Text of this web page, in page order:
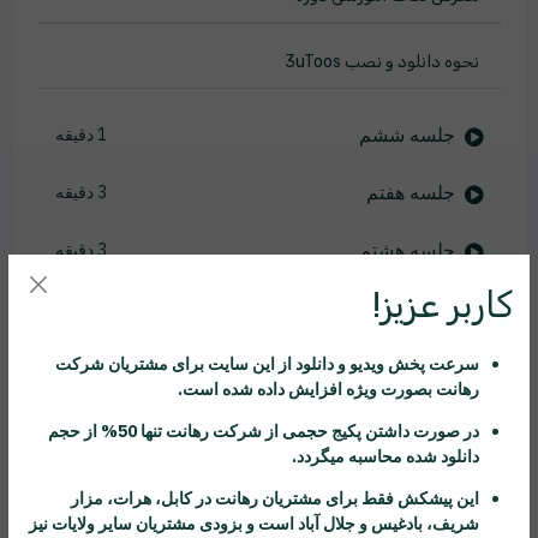
نحوه دانلود و نصب 3uToos
جلسه ششم 1 دقیقه
جلسه هفتم 3 دقیقه
جلسه هشتم 3 دقیقه
جلسه نهم
جلسه دهم 11 دقیقه
جلسه یازدهم 11 دقیقه
نحوه نصب iOS و دور زدن iCloud از راه دور
کاربر عزیز!
سرعت پخش ویدیو و دانلود از این سایت برای مشتریان شرکت
رهانت بصورت ویژه افزایش داده شده است.
در صورت داشتن پکیج حجمی از شرکت رهانت
تنها 50% از حجم
دانلود شده محاسبه میگردد.
این پیشکش فقط برای مشتریان رهانت در کابل، هرات، مزار
شریف، بادغیس و جلال آباد است و بزودی مشتریان سایر ولایات نیز